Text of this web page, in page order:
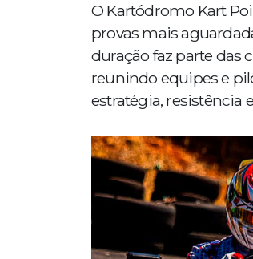
O Kartódromo Kart
provas mais
duração faz parte das
reunindo equipes e
estratégia, resistência